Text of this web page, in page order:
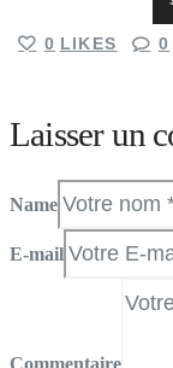
0 LIKES 0
Laisser un
Name
E-mail
Commentaire